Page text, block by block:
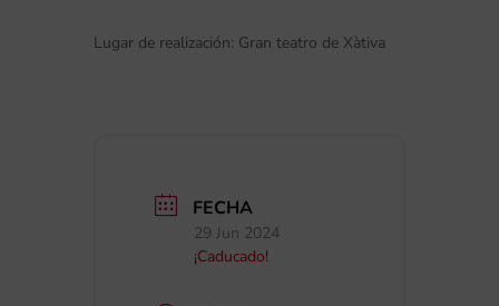
Lugar de realización: Gran teatro de Xàtiva
FECHA
29 Jun 2024
¡Caducado!